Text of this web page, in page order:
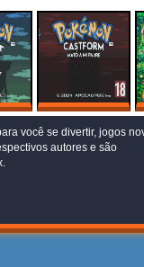
POKEMON
MY FATHER – FINAL
você se divertir, jogos
autores e são